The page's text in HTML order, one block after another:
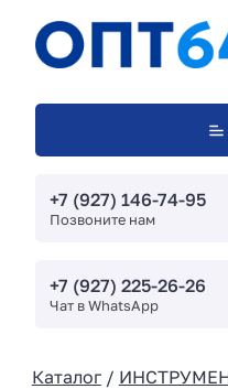
+7 (927) 146-74-95
Позвоните нам
+7 (927) 225-26-26
Чат в WhatsApp
Каталог/